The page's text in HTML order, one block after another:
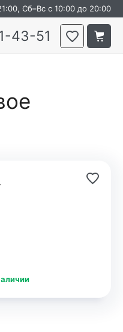
Сб–Вс с 10:00 до 20:00
43-51